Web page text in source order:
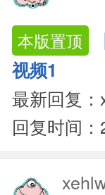
本版置顶
视频1
最新回复
回复时间